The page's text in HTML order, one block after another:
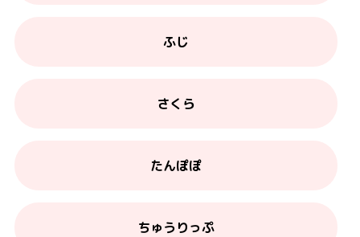
ふじ
さくら
たんぽぽ
ちゅうりっぷ